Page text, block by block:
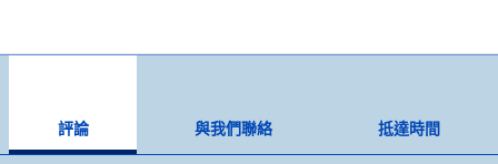
評論 與我們聯絡
抵達時間